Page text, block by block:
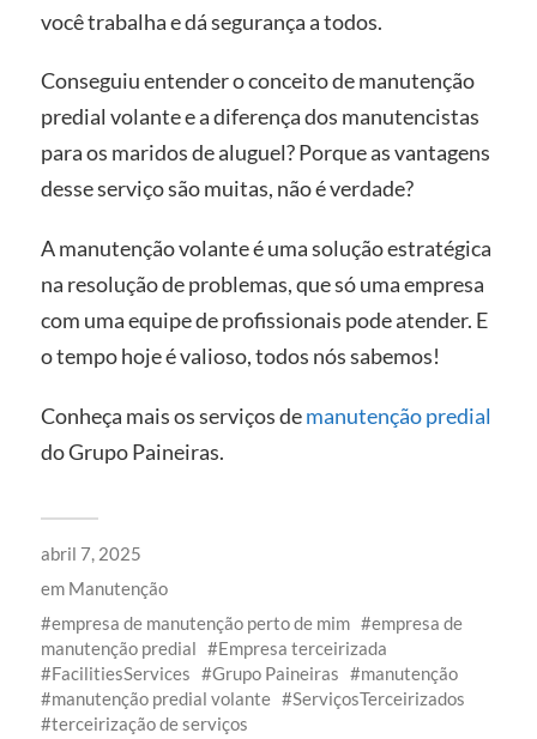
você trabalha e dá segurança a todos.
Conseguiu entender o conceito de manutenção
predial volante e a diferença dos manutencistas
para os maridos de aluguel? Porque as vantagens
desse serviço são muitas, não é verdade?
A manutenção volante é uma solução estratégica
na resolução de problemas, que só uma empresa
com uma equipe de profissionais pode atender. E
o tempo hoje é valioso, todos nós sabemos!
Conheça mais os serviços demanutenção predial
do Grupo Paineiras.
abril 7, 2025
em Manutenção
empresa de manutenção perto de mim
empresa de
manutenção predial
Empresa terceirizada
FacilitiesServices
Grupo Paineiras
manutenção
manutenção predial volante
ServiçosTerceirizados
terceirização de serviços